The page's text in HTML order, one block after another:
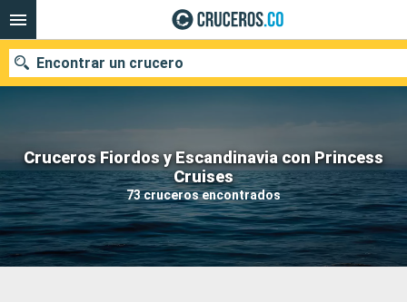
Cruceros Fiordos y Escandinavia con Princess
Cruises
73 cruceros encontrados
Encontrar un crucero
Fecha de salida
Buscar